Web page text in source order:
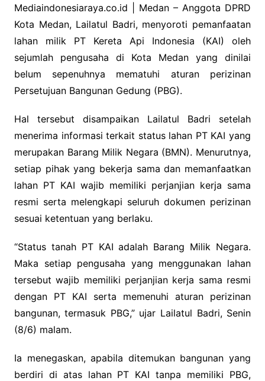
c
e
b
o
o
k
e
dI
n
at
s
A
p
p
Mediaindonesiaraya.co.id | Medan – Anggota DPRD
Kota Medan, Lailatul Badri, menyoroti pemanfaatan
lahan milik PT Kereta Api Indonesia (KAI) oleh
sejumlah pengusaha di Kota Medan yang dinilai
belum sepenuhnya mematuhi aturan perizinan
Persetujuan Bangunan Gedung (PBG).
Hal tersebut disampaikan Lailatul Badri setelah
menerima informasi terkait status lahan PT KAI yang
merupakan Barang Milik Negara (BMN). Menurutnya,
setiap pihak yang bekerja sama dan memanfaatkan
lahan PT KAI wajib memiliki perjanjian kerja sama
resmi serta melengkapi seluruh dokumen perizinan
sesuai ketentuan yang berlaku.
“Status tanah PT KAI adalah Barang Milik Negara.
Maka setiap pengusaha yang menggunakan lahan
tersebut wajib memiliki perjanjian kerja sama resmi
dengan PT KAI serta memenuhi aturan perizinan
bangunan, termasuk PBG,” ujar Lailatul Badri, Senin
(8/6) malam.
Ia menegaskan, apabila ditemukan bangunan yang
berdiri di atas lahan PT KAI tanpa memiliki PBG,